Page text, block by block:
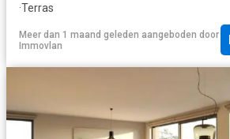
·Terras
Meer dan 1 maand geleden aangeboden door
Immovlan